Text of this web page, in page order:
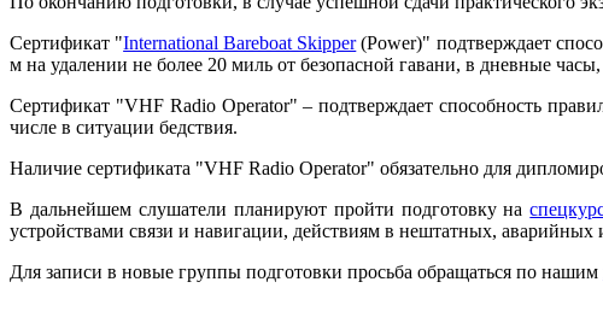
Сертификат "International Bareboat Skipper(Power)" подтверждает
м на удалении не более 20 миль от безопасной гавани, в дневные
Сертификат "VHF Radio Operator" – подтверждает способность
числе в ситуации бедствия.
Наличие сертификата "VHF Radio Operator" обязательно для
В дальнейшем слушатели планируют пройти подготовку на
устройствами связи и навигации, действиям в нештатных, аварийных
Для записи в новые группы подготовки просьба обращаться по нашим